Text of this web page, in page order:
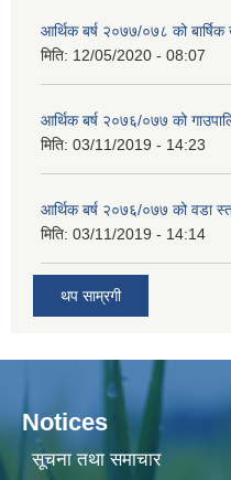
आर्थिक बर्ष २०७७/०७८ को बार्षिक
मिति: 12/05/2020 - 08:07
आर्थिक बर्ष २०७६/०७७ को
मिति: 03/11/2019 - 14:23
आर्थिक बर्ष २०७६/०७७ को वडा
मिति: 03/11/2019 - 14:14
थप साम्रगी
Notices
सूचना तथा समाचार